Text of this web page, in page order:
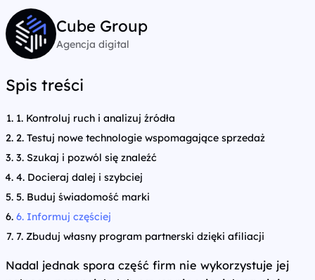
Cube Group
Agencja digital
Spis treści
1. Kontroluj ruch i analizuj źródła
2. Testuj nowe technologie wspomagające sprzedaż
3. Szukaj i pozwól się znaleźć
4. Docieraj dalej i szybciej
5. Buduj świadomość marki
6. Informuj częściej
7. Zbuduj własny program partnerski dzięki afiliacji
Nadal jednak spora część firm nie wykorzystuje jej